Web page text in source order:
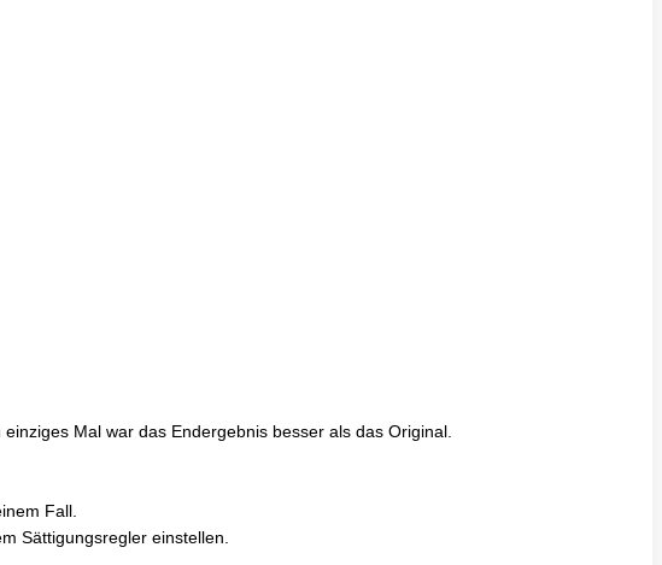
Mal war das Endergebnis besser als das Original.
Fall.
Sättigungsregler einstellen.